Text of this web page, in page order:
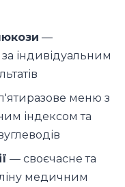
—
індивідуальним
меню з
індексом та
— своєчасне та
медичним